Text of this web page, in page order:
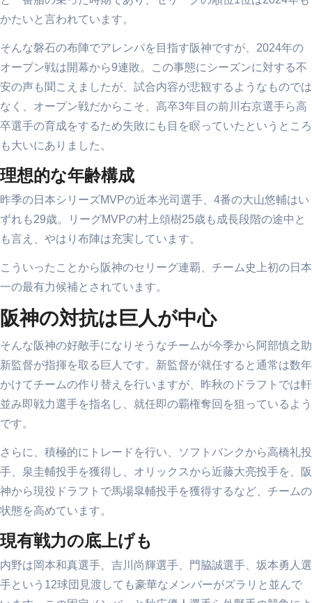
かたいと言われています。
そんな磐石の布陣でアレンパを目指す阪神ですが、2024年の
オープン戦は開幕から9連敗。この事態にシーズンに対する不
安の声も聞こえましたが、試合内容が悲観するようなものでは
なく、オープン戦だからこそ、高卒3年目の前川右京選手ら高
卒選手の育成をするため失敗にも目を瞑っていたというところ
も大いにありました。
理想的な年齢構成
昨季の日本シリーズMVPの近本光司選手、4番の大山悠輔はい
ずれも29歳。リーグMVPの村上頌樹25歳も成長段階の途中と
も言え、やはり布陣は充実しています。
こういったことから阪神のセリーグ連覇、チーム史上初の日本
一の最有力候補とされています。
阪神の対抗は巨人が中心
そんな阪神の好敵手になりそうなチームが今季から阿部慎之助
新監督が指揮を取る巨人です。新監督が就任すると通常は数年
かけてチームの作り替えを行いますが、昨秋のドラフトでは軒
並み即戦力選手を指名し、就任即の覇権奪回を狙っているよう
です。
さらに、積極的にトレードを行い、ソフトバンクから高橋礼投
手、泉圭輔投手を獲得し、オリックスから近藤大亮投手を、阪
神から現役ドラフトで馬場皐輔投手を獲得するなど、チームの
状態を高めています。
現有戦力の底上げも
内野は岡本和真選手、吉川尚輝選手、門脇誠選手、坂本勇人選
手という12球団見渡しても豪華なメンバーがズラリと並んで